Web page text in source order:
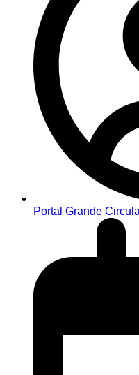
Portal Grande